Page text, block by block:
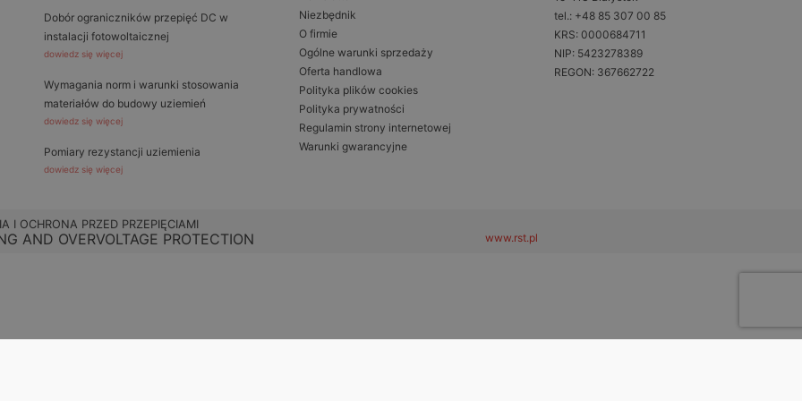
Dobór ograniczników przepięć DC w
instalacji fotowoltaicznej
dowiedz się więcej
Wymagania norm i warunki stosowania
materiałów do budowy uziemień
dowiedz się więcej
Pomiary rezystancji uziemienia
dowiedz się więcej
Niezbędnik
O firmie
Ogólne warunki sprzedaży
Oferta handlowa
Polityka plików cookies
Polityka prywatności
Regulamin strony internetowej
Warunki gwarancyjne
tel.: +48 85 307 00 85
KRS: 0000684711
NIP: 5423278389
REGON: 367662722
I OCHRONA PRZED PRZEPIĘCIAMI
AND OVERVOLTAGE PROTECTION www.rst.pl